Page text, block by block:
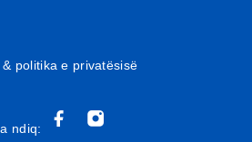
politika e privatësisë
ndiq: